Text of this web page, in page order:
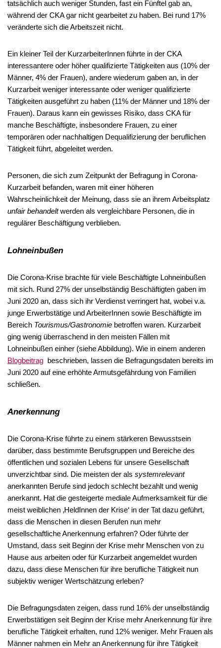
tatsächlich auch weniger Stunden, fast ein Fünftel gab an,
während der CKA gar nicht gearbeitet zu haben. Bei rund 17%
veränderte sich die Arbeitszeit nicht.
Ein kleiner Teil der KurzarbeiterInnen führte in der CKA
interessantere oder höher qualifizierte Tätigkeiten aus (10% der
Männer, 4% der Frauen), andere wiederum gaben an, in der
Kurzarbeit weniger interessante oder weniger qualifizierte
Tätigkeiten ausgeführt zu haben (11% der Männer und 18% der
Frauen). Daraus kann ein gewisses Risiko, dass CKA für
manche Beschäftigte, insbesondere Frauen, zu einer
temporären oder nachhaltigen Dequalifizierung der beruflichen
Tätigkeit führt, abgeleitet werden.
Personen, die sich zum Zeitpunkt der Befragung in Corona-
Kurzarbeit befanden, waren mit einer höheren
Wahrscheinlichkeit der Meinung, dass sie an ihrem Arbeitsplatz
unfair behandeltwerden als vergleichbare Personen, die in
regulärer Beschäftigung verblieben.
Lohneinbußen
Die Corona-Krise brachte für viele Beschäftigte Lohneinbußen
mit sich. Rund 27% der unselbständig Beschäftigten gaben im
Juni 2020 an, dass sich ihr Verdienst verringert hat, wobei v.a.
junge Erwerbstätige und ArbeiterInnen sowie Beschäftigte im
Bereich Tourismus/Gastronomie betroffen waren. Kurzarbeit
ging wenig überraschend in den meisten Fällen mit
Lohneinbußen einher (siehe Abbildung). Wie in einem anderen
Blogbeitrag beschrieben, lassen die Befragungsdaten bereits im
Juni 2020 auf eine erhöhte Armutsgefährdung von Familien
schließen.
Anerkennung
Die Corona-Krise führte zu einem stärkeren Bewusstsein
darüber, dass bestimmte Berufsgruppen und Bereiche des
öffentlichen und sozialen Lebens für unsere Gesellschaft
unverzichtbar sind. Die meisten der als systemrelevant
anerkannten Berufe sind jedoch schlecht bezahlt und wenig
anerkannt. Hat die gesteigerte mediale Aufmerksamkeit für die
meist weiblichen ‚HeldInnen der Krise‘ in der Tat dazu geführt,
dass die Menschen in diesen Berufen nun mehr
gesellschaftliche Anerkennung erfahren? Oder führte der
Umstand, dass seit Beginn der Krise mehr Menschen von zu
Hause aus arbeiten oder für Kurzarbeit angemeldet wurden
dazu, dass diese Menschen für ihre berufliche Tätigkeit nun
subjektiv weniger Wertschätzung erleben?
Die Befragungsdaten zeigen, dass rund 16% der unselbständig
Erwerbstätigen seit Beginn der Krise mehr Anerkennung für ihre
berufliche Tätigkeit erhalten, rund 12% weniger. Mehr Frauen als
Männer nahmen ein Mehr an Anerkennung für ihre Tätigkeit